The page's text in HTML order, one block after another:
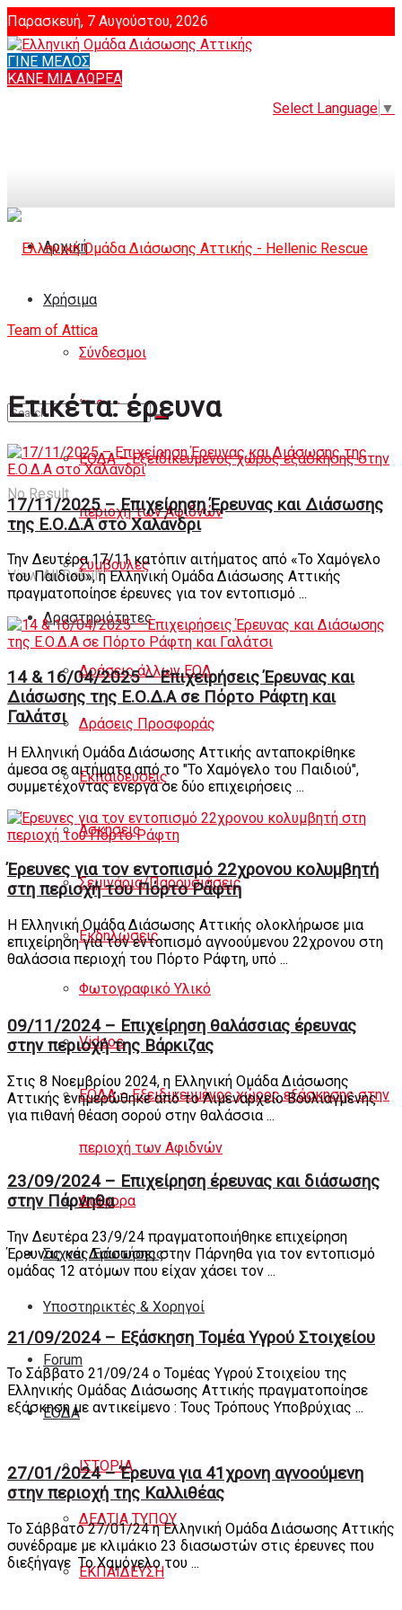
Παρασκευή, 7 Αυγούστου, 2026
Login
Select Language ▼
ΓΙΝΕ ΜΕΛΟΣ
ΚΑΝΕ ΜΙΑ ΔΩΡΕΑ
Αρχική
Χρήσιμα
Σύνδεσμοι
Άρθρα
ΕΟΔΑ – Εξειδικευμένος χώρος εξάσκησης στην
περιοχή των Αφιδνών
Συμβουλές
Δραστηριότητες
Δράσεις άλλων ΕΟΔ
Δράσεις Προσφοράς
Εκπαιδεύσεις
Ασκήσεις
Σεμινάρια/Παρουσιάσεις
Εκδηλώσεις
Φωτογραφικό Υλικό
Videos
ΕΟΔΑ – Εξειδικευμένος χώρος εξάσκησης στην
περιοχή των Αφιδνών
Διάφορα
Συχνές Ερωτήσεις
Υποστηρικτές & Χορηγοί
Forum
ΕΟΔA
ΙΣΤΟΡΙΑ
ΔΕΛΤΙΑ ΤΥΠΟΥ
ΕΚΠΑΙΔΕΥΣΗ
No Result
View All Result
Ετικέτα:έρευνα
17/11/2025 – Επιχείρηση Έρευνας και Διάσωσης
της Ε.Ο.Δ.Α στο Χαλάνδρι
Την Δευτέρα 17/11 κατόπιν αιτήματος από «Το Χαμόγελο
του Παιδιού», η Ελληνική Ομάδα Διάσωσης Αττικής
πραγματοποίησε έρευνες για τον εντοπισμό ...
14 & 16/04/2025 – Επιχειρήσεις Έρευνας και
Διάσωσης της Ε.Ο.Δ.Α σε Πόρτο Ράφτη και
Γαλάτσι
Η Ελληνική Ομάδα Διάσωσης Αττικής ανταποκρίθηκε
άμεσα σε αιτήματα από το "Το Χαμόγελο του Παιδιού",
συμμετέχοντας ενεργά σε δύο επιχειρήσεις ...
Έρευνες για τον εντοπισμό 22χρονου κολυμβητή
στη περιοχή του Πόρτο Ράφτη
Η Ελληνική Ομάδα Διάσωσης Αττικής ολοκλήρωσε μια
επιχείρηση για τον εντοπισμό αγνοούμενου 22χρονου στη
θαλάσσια περιοχή του Πόρτο Ράφτη, υπό ...
09/11/2024 – Επιχείρηση θαλάσσιας έρευνας
στην περιοχή της Βάρκιζας
Στις 8 Νοεμβρίου 2024, η Ελληνική Ομάδα Διάσωσης
Αττικής ενημερώθηκε από το Λιμεναρχείο Βουλιαγμένης
για πιθανή θέαση σορού στην θαλάσσια ...
23/09/2024 – Επιχείρηση έρευνας και διάσωσης
στην Πάρνηθα
Την Δευτέρα 23/9/24 πραγματοποιήθηκε επιχείρηση
Έρευνας και Διάσωσης στην Πάρνηθα για τον εντοπισμό
ομάδας 12 ατόμων που είχαν χάσει τον ...
21/09/2024 – Εξάσκηση Τομέα Υγρού Στοιχείου
Το Σάββατο 21/09/24 ο Τομέας Υγρού Στοιχείου της
Ελληνικής Ομάδας Διάσωσης Αττικής πραγματοποίησε
εξάσκηση με αντικείμενο : Τους Τρόπους Υποβρύχιας ...
27/01/2024 – Έρευνα για 41χρονη αγνοούμενη
στην περιοχή της Καλλιθέας
Το Σάββατο 27/01/24 η Ελληνική Ομάδα Διάσωσης Αττικής
συνέδραμε με κλιμάκιο 23 διασωστών στις έρευνες που
διεξήγαγε Το Χαμόγελο του ...